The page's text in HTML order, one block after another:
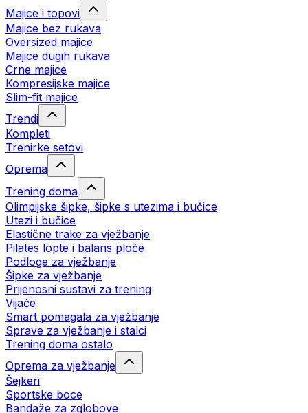
Majice i topovi
Majice bez rukava
Oversized majice
Majice dugih rukava
Crne majice
Kompresijske majice
Slim-fit majice
Trendi
Kompleti
Trenirke setovi
Oprema
Trening doma
Olimpijske šipke, šipke s utezima i bučice
Utezi i bučice
Elastične trake za vježbanje
Pilates lopte i balans ploče
Podloge za vježbanje
Šipke za vježbanje
Prijenosni sustavi za trening
Vijače
Smart pomagala za vježbanje
Sprave za vježbanje i stalci
Trening doma ostalo
Oprema za vježbanje
Šejkeri
Sportske boce
Bandaže za zglobove